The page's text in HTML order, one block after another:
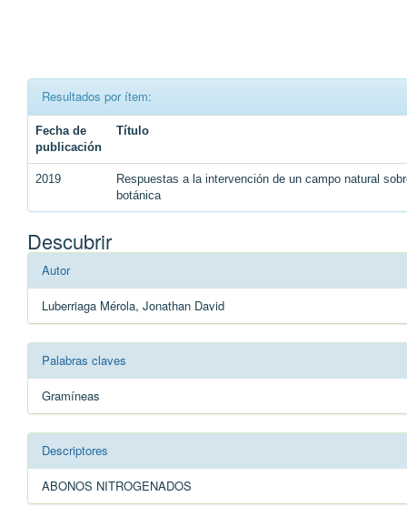
Resultados por ítem:
Fecha de
publicación
Título
2019
Respuestas a la intervención de un campo natural
botánica
Descubrir
Autor
Luberriaga Mérola, Jonathan David
Palabras claves
Gramíneas
Descriptores
ABONOS NITROGENADOS